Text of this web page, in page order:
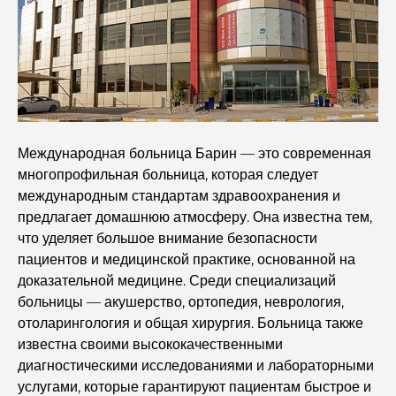
Откройте для себя прогулочную дорожку Палм-
Джумейра: прогулка среди роскоши и великолепных
видов.
Лучшие районы Дубая для проживания с семьей:
узнайте о самых выгодных вариантах.
Пятизвездочные отели в Дубае: непревзойденная
роскошь для каждого путешественника.
Чем заняться в центре Дубая: ваш подробный
путеводитель
Лучший ифтар в Дубае: 7 лучших мест для
незабываемого рамаданского застолья.
Кафе в районе Business Bay: идеальное сочетание
кофе и общения.
Международная больница Барин — это современная
многопрофильная больница, которая следует
международным стандартам здравоохранения и
предлагает домашнюю атмосферу. Она известна тем,
что уделяет большое внимание безопасности
пациентов и медицинской практике, основанной на
доказательной медицине. Среди специализаций
больницы — акушерство, ортопедия, неврология,
отоларингология и общая хирургия. Больница также
известна своими высококачественными
диагностическими исследованиями и лабораторными
услугами, которые гарантируют пациентам быстрое и